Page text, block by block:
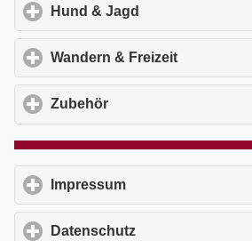
Hund & Jagd
Wandern & Freizeit
Zubehör
Impressum
Datenschutz